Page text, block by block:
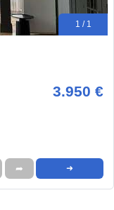
1 / 1
3.950 €
➦ ➜